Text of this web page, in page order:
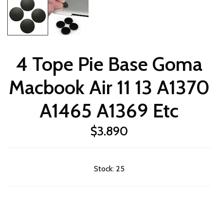
4 Tope Pie Base Goma
Macbook Air 11 13 A1370
A1465 A1369 Etc
$3.890
Stock: 25